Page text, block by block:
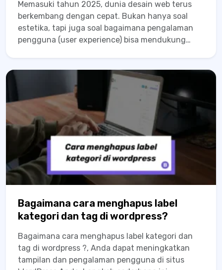
Memasuki tahun 2025, dunia desain web terus
berkembang dengan cepat. Bukan hanya soal
estetika, tapi juga soal bagaimana pengalaman
pengguna (user experience) bisa mendukung
membangun website profesional, penting banget
mengikuti tren...
Bagaimana cara menghapus label
kategori dan tag di wordpress?
Bagaimana cara menghapus label kategori dan
tag di wordpress ?, Anda dapat meningkatkan
tampilan dan pengalaman pengguna di situs